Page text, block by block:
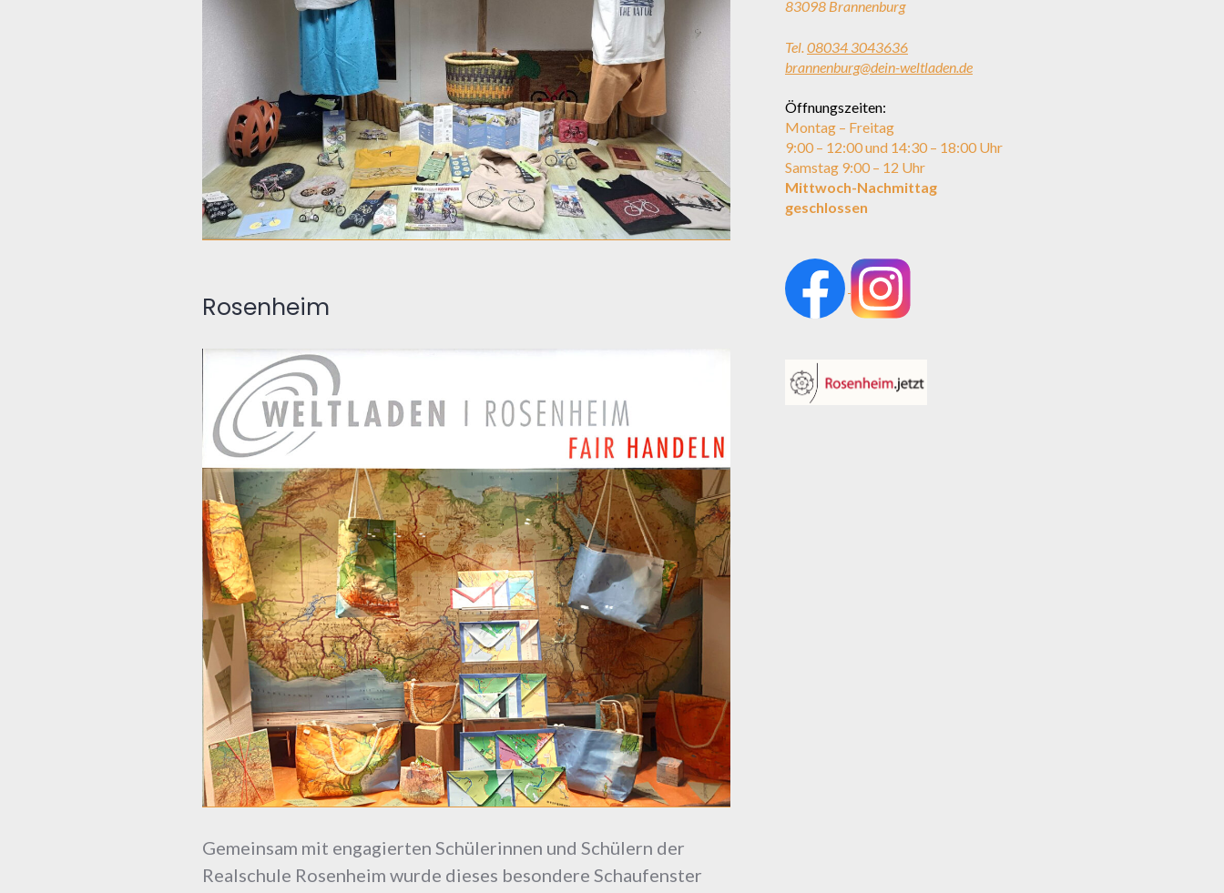
Rosenheim
Gemeinsam mit engagierten Schülerinnen und Schülern der
Realschule Rosenheim wurde dieses besondere Schaufenster
83098 Brannenburg
Tel. 08034 3043636
brannenburg@dein-weltladen.de
Öffnungszeiten:
Montag – Freitag
9:00 – 12:00 und 14:30 – 18:00 Uhr
Samstag 9:00 – 12 Uhr
Mittwoch-Nachmittag
geschlossen